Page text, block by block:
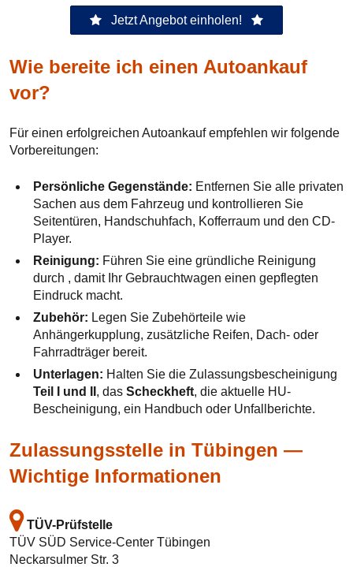
Jetzt Angebot einholen!
Wie bereite ich einen Autoankauf
vor?
Für einen erfolgreichen Autoankauf empfehlen wir folgende
Vorbereitungen:
Persönliche Gegenstände: Entfernen Sie alle privaten
Sachen aus dem Fahrzeug und kontrollieren Sie
Seitentüren, Handschuhfach, Kofferraum und den CD-
Player.
Reinigung: Führen Sie eine gründliche Reinigung
durch , damit Ihr Gebrauchtwagen einen gepflegten
Eindruck macht.
Zubehör: Legen Sie Zubehörteile wie
Anhängerkupplung, zusätzliche Reifen, Dach- oder
Fahrradträger bereit.
Unterlagen: Halten Sie die Zulassungsbescheinigung
Teil I und II , das Scheckheft, die aktuelle HU-
Bescheinigung, ein Handbuch oder Unfallberichte.
Zulassungsstelle in Tübingen —
Wichtige Informationen
TÜV-Prüfstelle
TÜV SÜD Service-Center Tübingen
Neckarsulmer Str. 3